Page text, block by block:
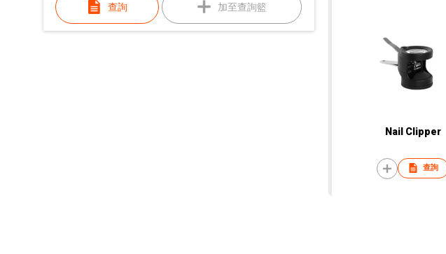
查詢 加至查詢籃
Nail Clipper
查詢